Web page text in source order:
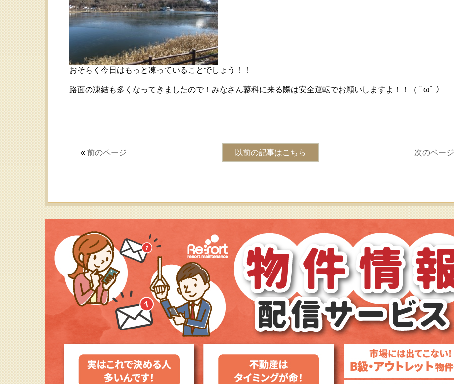
おそらく今日はもっと凍っていることでしょう！！
路面の凍結も多くなってきましたので！みなさん蓼科に来る際は安全運転でお願いしますよ！！（ ﾟωﾟ ）
«前のページ 次のページ
以前の記事はこちら